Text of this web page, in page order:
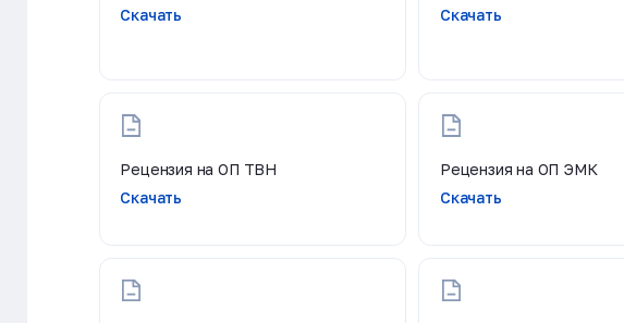
Скачать
Скачать
Рецензия на ОП ТВН
Скачать
Рецензия на ОП ЭМК
Скачать